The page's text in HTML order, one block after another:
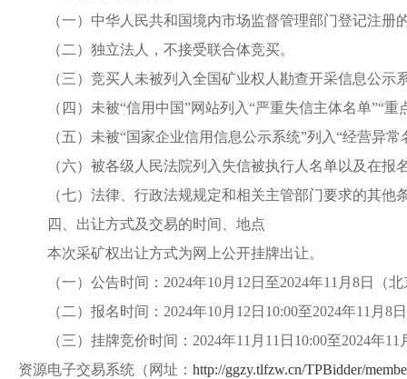
（一）中华人民共和国境内市场监督管理部门登记注册
（二）独立法人，不接受联合体竞买。
（三）竞买人 未被列入全国矿业权人勘查开采信息公示
（四）未被“信用中国”网站列入“严重失信主体名单”“
（五）未被“国家企业信用信息公示系统”列入“经营异
（六）被各级人民法院列入失信被执行人名单以及在
（七）法律、行政法规规定和相关主管部门要求的其他
四、出让方式及交易的时间、地点
本次采矿权出让方式为网上公开挂牌出让。
（一）公告时间： 2024年10月 12 日至2024年11 月 8日（
（二）报名时间： 2024年10月 12 日 10:00至2024年11 月 8日
（三）挂牌竞价时间： 2024年11 月 11 日 10:00至2024年11
资源电子交易系统（网址： http://ggzy.tlfzw.cn/TPBidder/